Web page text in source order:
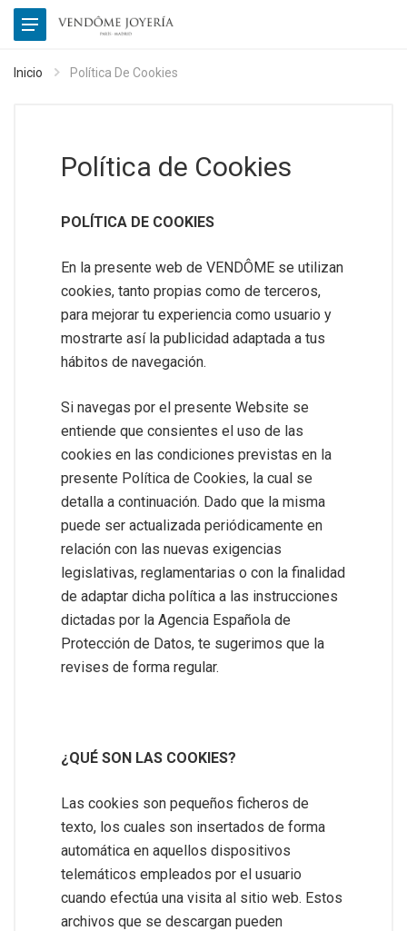
Inicio Política De Cookies
Política de Cookies
POLÍTICA DE COOKIES
En la presente web de VENDÔME se utilizan
cookies, tanto propias como de terceros,
para mejorar tu experiencia como usuario y
mostrarte así la publicidad adaptada a tus
hábitos de navegación.
Si navegas por el presente Website se
entiende que consientes el uso de las
cookies en las condiciones previstas en la
presente Política de Cookies, la cual se
detalla a continuación. Dado que la misma
puede ser actualizada periódicamente en
relación con las nuevas exigencias
legislativas, reglamentarias o con la finalidad
de adaptar dicha política a las instrucciones
dictadas por la Agencia Española de
Protección de Datos, te sugerimos que la
revises de forma regular.
¿QUÉ SON LAS COOKIES?
Las cookies son pequeños ficheros de
texto, los cuales son insertados de forma
automática en aquellos dispositivos
telemáticos empleados por el usuario
cuando efectúa una visita al sitio web. Estos
archivos que se descargan pueden